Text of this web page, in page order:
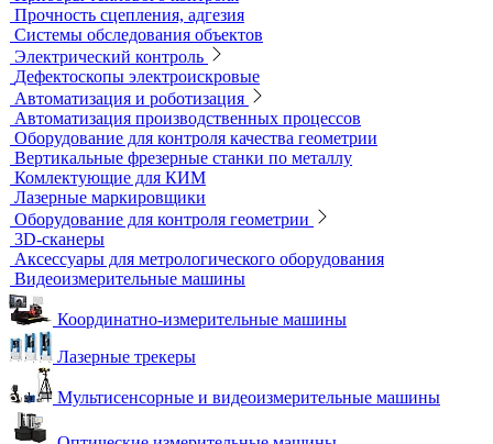
Контроль в строительстве
Виброизмерительные приборы
Диагностика свай
Измерители теплопроводности
Контроль арматуры
Контроль дорог и грунтов
Контроль прочности бетона
Приборы теплового контроля
Прочность сцепления, адгезия
Системы обследования объектов
Электрический контроль
Дефектоскопы электроискровые
Автоматизация и роботизация
Автоматизация производственных процессов
Оборудование для контроля качества геометрии
Вертикальные фрезерные станки по металлу
Комлектующие для КИМ
Лазерные маркировщики
Оборудование для контроля геометрии
3D-сканеры
Аксессуары для метрологического оборудования
Видеоизмерительные машины